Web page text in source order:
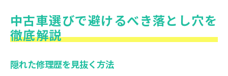
中古車選びで避けるべき落とし穴を
徹底解説
隠れた修理歴を見抜く方法